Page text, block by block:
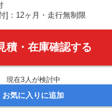
]：12ヶ月・走行無制限
積・在庫確認する
現在3 人が検討中
お気に入りに追加